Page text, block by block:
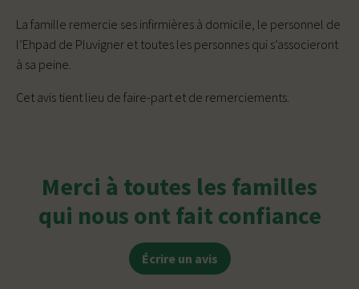
La famille remercie ses infirmières à domicile, le personnel de
l’Ehpad de Pluvigner et toutes les personnes qui s’associeront
à sa peine.
Cet avis tient lieu de faire-part et de remerciements.
Merci à toutes les familles
qui nous ont fait confiance
Écrire un avis